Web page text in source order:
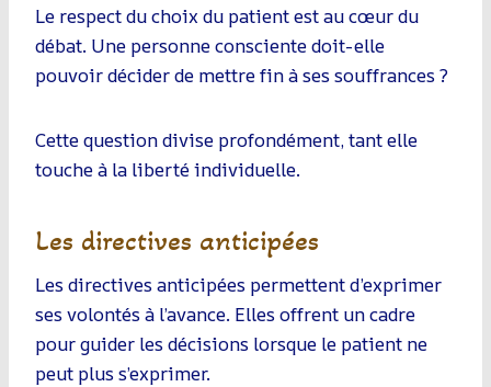
Le respect du choix du patient est au cœur du
débat. Une personne consciente doit-elle
pouvoir décider de mettre fin à ses souffrances ?
Cette question divise profondément, tant elle
touche à la liberté individuelle.
Les directives anticipées
Les directives anticipées permettent d’exprimer
ses volontés à l’avance. Elles offrent un cadre
pour guider les décisions lorsque le patient ne
peut plus s’exprimer.